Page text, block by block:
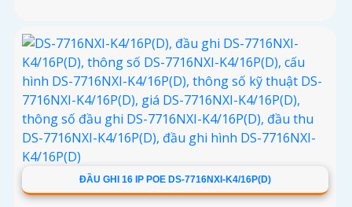
ĐẦU GHI 16 IP POE DS-7716NXI-K4/16P(D)